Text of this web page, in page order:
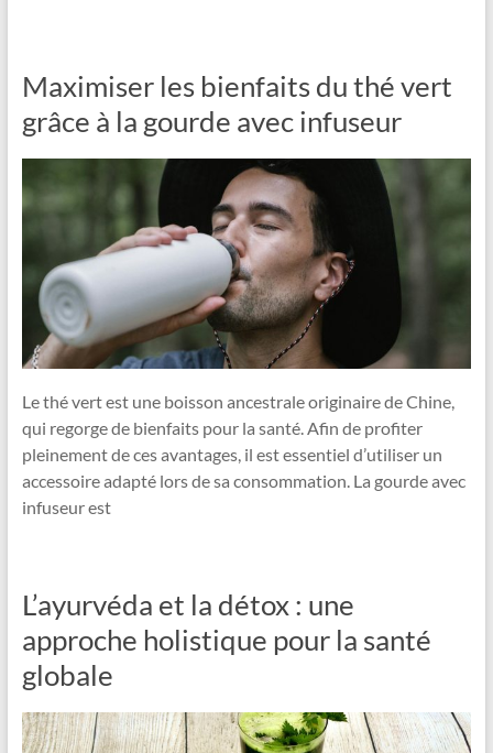
Maximiser les bienfaits du thé vert
grâce à la gourde avec infuseur
Le thé vert est une boisson ancestrale originaire de Chine,
qui regorge de bienfaits pour la santé. Afin de profiter
pleinement de ces avantages, il est essentiel d’utiliser un
accessoire adapté lors de sa consommation. La gourde avec
infuseur est
L’ayurvéda et la détox : une
approche holistique pour la santé
globale